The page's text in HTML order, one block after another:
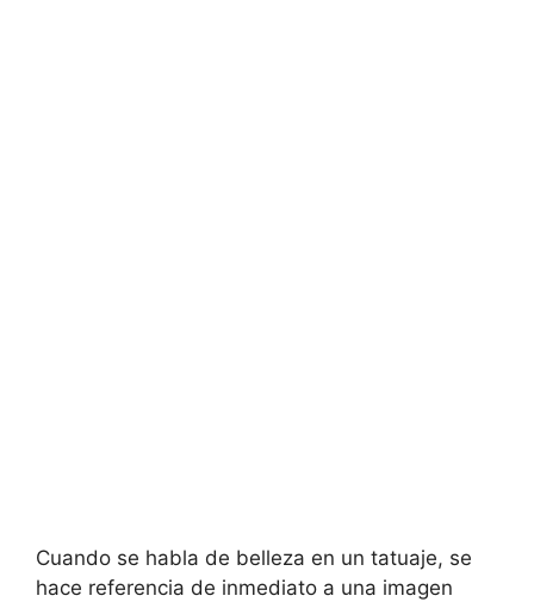
Cuando se habla de belleza en un tatuaje, se
hace referencia de inmediato a una imagen